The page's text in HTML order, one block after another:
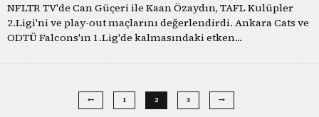
NFLTR TV'de Can Güçeri ile Kaan Özaydın, TAFL Kulüpler
2.Ligi'ni ve play-out maçlarını değerlendirdi. Ankara Cats ve
ODTÜ Falcons'ın 1.Lig'de kalmasındaki etken...
1 2 3